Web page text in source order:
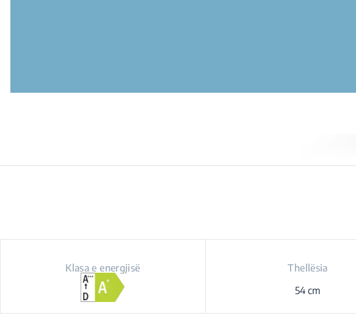
Klasa e energjisë
Thellësia
54 cm